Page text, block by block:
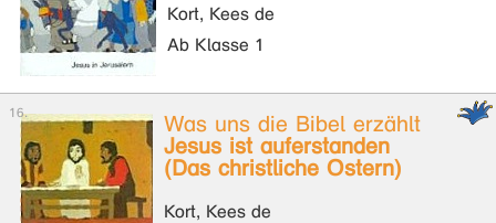
Kort, Kees de
Ab Klasse 1
Was uns die Bibel erzählt
Jesus ist auferstanden
(Das christliche Ostern)
Kort, Kees de